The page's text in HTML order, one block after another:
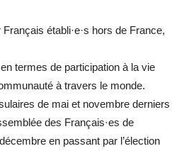
établi·e·s hors de France,
termes de participation à la vie
à travers le monde.
de mai et novembre derniers
des Français·es de
en passant par l’élection